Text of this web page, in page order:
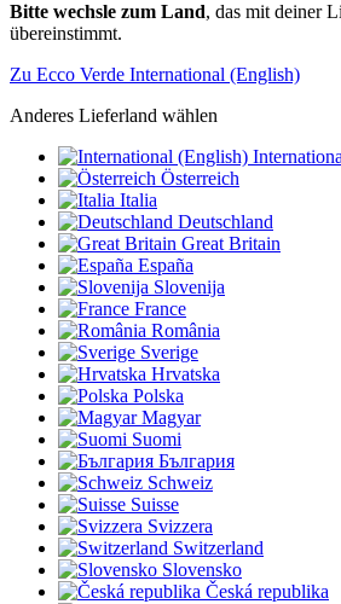
Bitte wechsle zum Land, das mit deiner
übereinstimmt.
Zu Ecco Verde International (English)
Anderes Lieferland wählen
Österreich
Italia
Deutschland
Great Britain
España
Slovenija
France
România
Sverige
Hrvatska
Polska
Magyar
Suomi
България
Schweiz
Suisse
Svizzera
Switzerland
Slovensko
Česká republika